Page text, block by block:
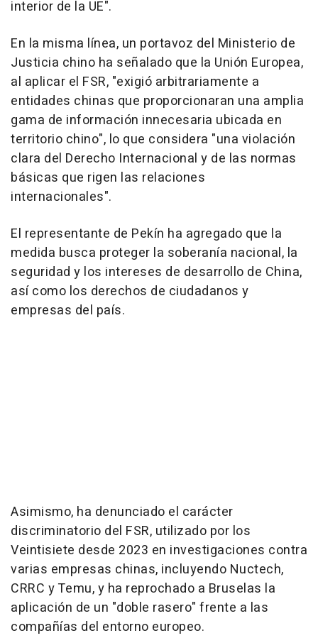
interior de la UE".
En la misma línea, un portavoz del Ministerio de
Justicia chino ha señalado que la Unión Europea,
al aplicar el FSR, "exigió arbitrariamente a
entidades chinas que proporcionaran una amplia
gama de información innecesaria ubicada en
territorio chino", lo que considera "una violación
clara del Derecho Internacional y de las normas
básicas que rigen las relaciones
internacionales".
El representante de Pekín ha agregado que la
medida busca proteger la soberanía nacional, la
seguridad y los intereses de desarrollo de China,
así como los derechos de ciudadanos y
empresas del país.
Asimismo, ha denunciado el carácter
discriminatorio del FSR, utilizado por los
Veintisiete desde 2023 en investigaciones contra
varias empresas chinas, incluyendo Nuctech,
CRRC y Temu, y ha reprochado a Bruselas la
aplicación de un "doble rasero" frente a las
compañías del entorno europeo.